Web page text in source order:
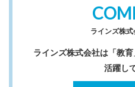
ラインズ株
ラインズ株式会社は「教
活躍し